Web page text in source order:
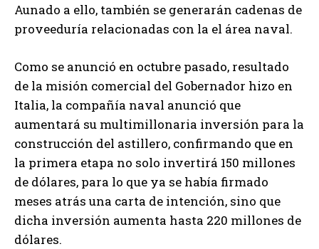
Aunado a ello, también se generarán cadenas de
proveeduría relacionadas con la el área naval.
Como se anunció en octubre pasado, resultado
de la misión comercial del Gobernador hizo en
Italia, la compañía naval anunció que
aumentará su multimillonaria inversión para la
construcción del astillero, confirmando que en
la primera etapa no solo invertirá 150 millones
de dólares, para lo que ya se había firmado
meses atrás una carta de intención, sino que
dicha inversión aumenta hasta 220 millones de
dólares.